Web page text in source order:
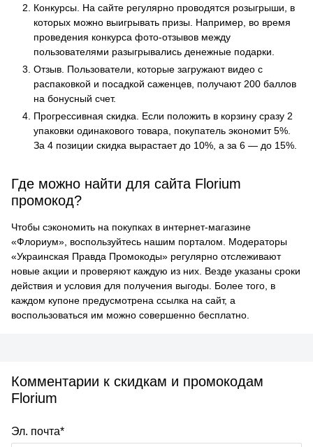
Конкурсы. На сайте регулярно проводятся розыгрыши, в
которых можно выигрывать призы. Например, во время
проведения конкурса фото-отзывов между
пользователями разыгрывались денежные подарки.
Отзыв. Пользователи, которые загружают видео с
распаковкой и посадкой саженцев, получают 200 баллов
на бонусный счет.
Прогрессивная скидка. Если положить в корзину сразу 2
упаковки одинакового товара, покупатель экономит 5%.
За 4 позиции скидка вырастает до 10%, а за 6 — до 15%.
Где можно найти для сайта Florium
промокод?
Чтобы сэкономить на покупках в интернет-магазине
«Флориум», воспользуйтесь нашим порталом. Модераторы
«Украинская Правда Промокоды» регулярно отслеживают
новые акции и проверяют каждую из них. Везде указаны сроки
действия и условия для получения выгоды. Более того, в
каждом купоне предусмотрена ссылка на сайт, а
воспользоваться им можно совершенно бесплатно.
Комментарии к скидкам и промокодам
Florium
Эл. почта*